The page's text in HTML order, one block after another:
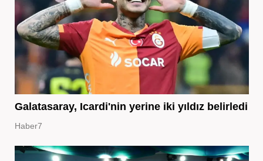
Galatasaray, Icardi'nin yerine iki yıldız belirledi
Haber7